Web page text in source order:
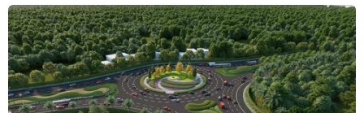
Nhiều sản phẩm trong siêu thị bị rơi vỡ. (Nguồn: Daily Mail)